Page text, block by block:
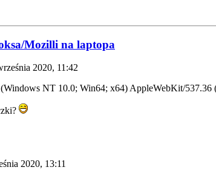
Mozilli na laptopa
2020, 11:42
NT 10.0; Win64; x64) AppleWebKit/
2020, 13:11